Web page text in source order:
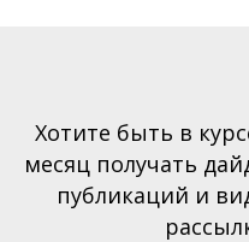
Хотите быть в
месяц получать
публикаций и